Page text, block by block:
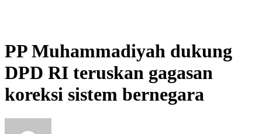
PP Muhammadiyah dukung
DPD RI teruskan gagasan
koreksi sistem bernegara